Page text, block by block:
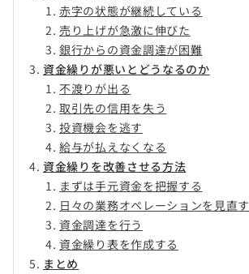
赤字の状態が継続している
売り上げが急激に伸びた
銀行からの資金調達が困難
資金繰りが悪いとどうなるのか
不渡りが出る
取引先の信用を失う
投資機会を逃す
給与が払えなくなる
資金繰りを改善させる方法
まずは手元資金を把握する
日々の業務オペレーションを見直す
資金調達を行う
資金繰り表を作成する
まとめ